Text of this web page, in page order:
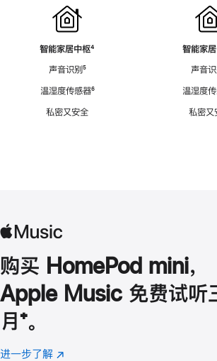
智能家居中枢脚
⁴
声音识别脚
⁵
温湿度传感器脚
⁶
私密又安全
智能家
声音
温湿度
私密又
购买 HomePod mini，
Apple Music 免费试听
月 脚
注
⁺。
进一步了解 Apple
(在